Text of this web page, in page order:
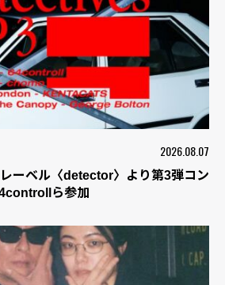
2026.08.07
ーベル〈detector〉より第3弾コン
ら参加